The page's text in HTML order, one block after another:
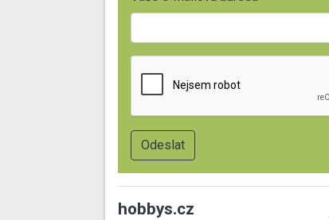
hobbys.cz